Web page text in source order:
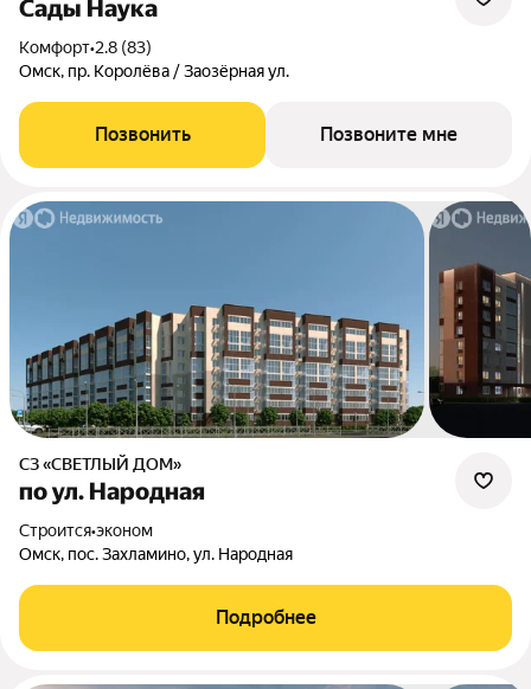
Сады Наука
комфорт•2.8 (83)
Омск, пр. Королёва / Заозёрная ул.
Позвонить Позвоните мне
СЗ «СВЕТЛЫЙ ДОМ»
по ул. Народная
Строится•эконом
Омск, пос. Захламино, ул. Народная
Подробнее